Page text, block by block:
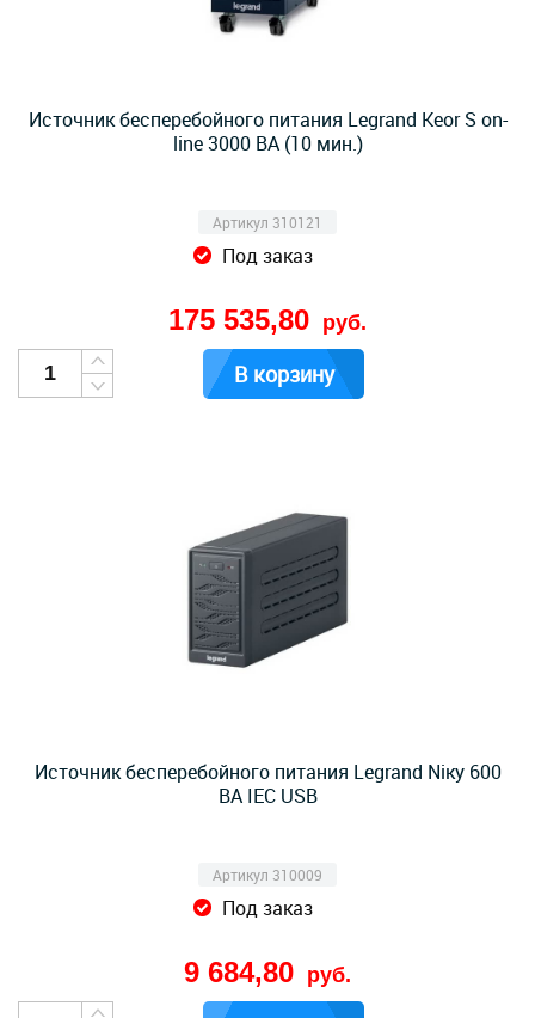
Источник бесперебойного питания Legrand Keor S on-
line 3000 ВА (10 мин.)
Артикул 310121
Под заказ
175 535,80 руб.
В корзину
Источник бесперебойного питания Legrand Niкy 600
ВА IEC USB
Артикул 310009
Под заказ
9 684,80 руб.